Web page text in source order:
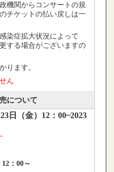
機関からコンサートの規
チケットの払い戻しは一
染症拡大状況によって
する場合がございますの
ります。
ん
について
日（金）12：00~2023
：00～